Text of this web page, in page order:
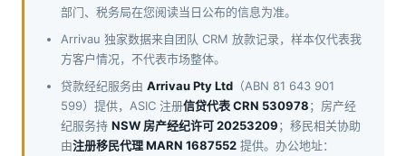
部门、税务局在您阅读当日公布的信息为准。
Arrivau 独家数据来自团队 CRM 放款记录，样本仅代表我
方客户情况，不代表市场整体。
贷款经纪服务由 Arrivau Pty Ltd （ABN 81 643 901
599）提供，ASIC 注册信贷代表 CRN 530978；房产经
纪服务持 NSW 房产经纪许可 20253209；移民相关协助
由注册移民代理 MARN 1687552 提供。办公地址：